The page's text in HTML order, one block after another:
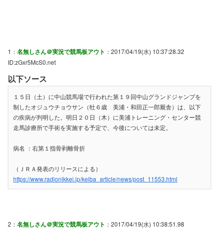
1： 名無しさん＠実況で競馬板アウト ：2017/04/19(水) 10:37:28.32
ID:zGxr5McS0.net
以下ソース
１５日（土）に中山競馬場で行われた第１９回中山グランドジャンプを
制したオジュウチョウサン（牡６歳 美浦・和田正一郎厩舎）は、以下
の疾病が判明した。明日２０日（木）に美浦トレーニング・センター競
走馬診療所で手術を実施する予定で、今後については未定。
病名 ：右第１指骨剥離骨折
（ＪＲＡ発表のリリースによる）
https://www.radionikkei.jp/keiba_article/news/post_11553.html
2： 名無しさん＠実況で競馬板アウト ：2017/04/19(水) 10:38:51.98